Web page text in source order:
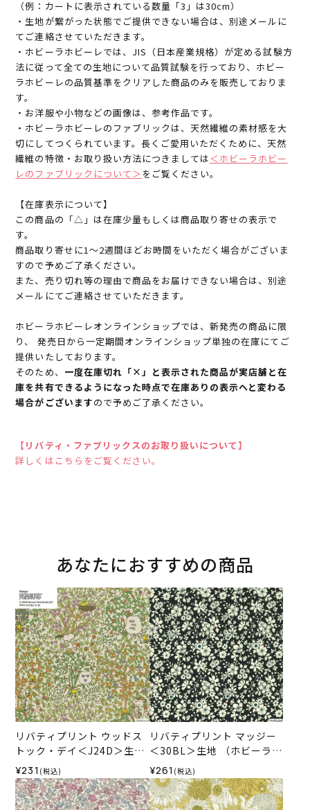
（例：カートに表示されている数量「3」は30cm）
・生地が繋がった状態でご提供できない場合は、別途メールに
てご連絡させていただきます。
・ホビーラホビーレでは、JIS（日本産業規格）が定める試験方
法に従って全ての生地について品質試験を行っており、ホビー
ラホビーレの品質基準をクリアした商品のみを販売しておりま
す。
・お洋服や小物などの画像は、参考作品です。
・ホビーラホビーレのファブリックは、天然繊維の素材感を大
切にしてつくられています。長くご愛用いただくために、天然
繊維の特徴・お取り扱い方法につきましては＜ホビーラホビー
レのファブリックについて＞ をご覧ください。
【在庫表示について】
この商品の「△」は在庫少量もしくは商品取り寄せの表示で
す。
商品取り寄せに1～2週間ほどお時間をいただく場合がございま
すので予めご了承ください。
また、売り切れ等の理由で商品をお届けできない場合は、別途
メールにてご連絡させていただきます。
ホビーラホビーレオンラインショップでは、新発売の商品に限
り、 発売日から一定期間オンラインショップ単独の在庫にてご
提供いたしております。
そのため、 一度在庫切れ「×」と表示された商品が実店舗と在
庫を共有できるようになった時点で在庫ありの表示へと変わる
場合がございますので予めご了承ください。
【リバティ・ファブリックスのお取り扱いについて】
詳しくはこちらをご覧ください。
あなたにおすすめの商品
リバティプリント ウッドス
トック・デイ＜J24D＞生地
（リバティ・ファブリック
ス）2024SS
¥231 (税込)
リバティプリント マッジー
＜30BL＞生地 （ホビーラホ
ビーレオリジナル）2025SS
¥261 (税込)